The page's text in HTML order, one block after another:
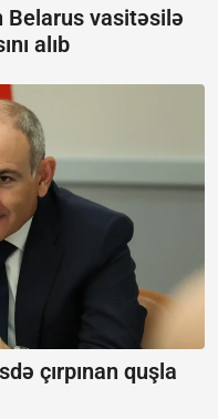
Belarus vasitəsilə
alıb
çırpınan quşla